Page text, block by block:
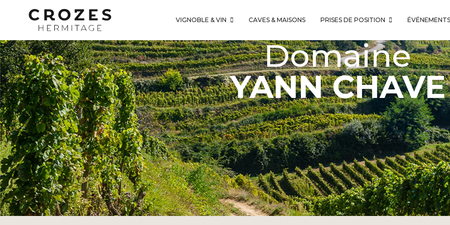
VIGNOBLE & VIN CAVES & MAISONS PRISES DE POSITION ÉVÉNEMENTS
Domaine
YANN CHAVE